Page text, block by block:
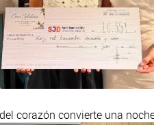
corazón convierte una